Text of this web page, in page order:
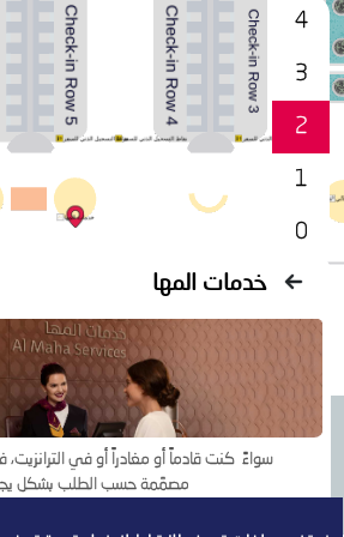
خدمات المها
سواءً كنت قادماً أو مغادراً أو في
مصمّمة حسب الطلب بشكل
4
3
2
1
0